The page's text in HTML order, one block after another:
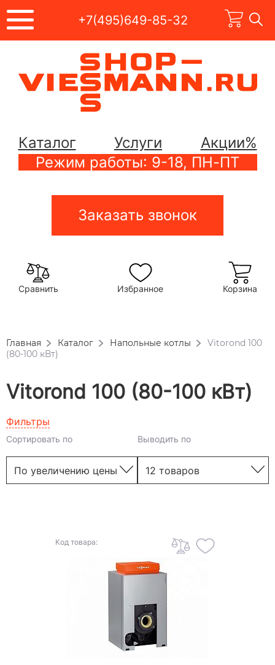
+7(495)649-85-32
Каталог Услуги
Акции%
Режим работы: 9-18, ПН-ПТ
Заказать звонок
Сравнить Избранное Корзина
Главная Каталог Напольные котлы
Vitorond 100
(80-100 кВт)
Vitorond 100 (80-100 кВт)
Фильтры
Сортировать по Выводить по
Код товара: